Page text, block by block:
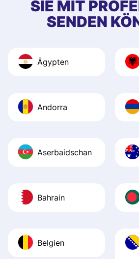
SIE MIT
SENDEN
Ägypten
Andorra
Aserbaidschan
Bahrain
Belgien